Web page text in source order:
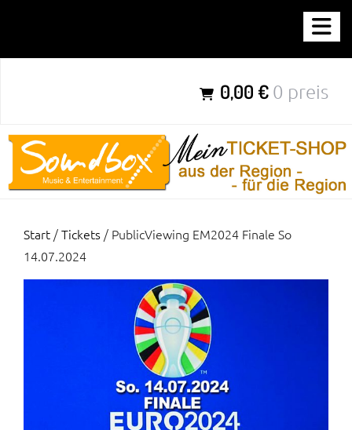
springen
Parties für Jung & Alt aus der Region – für die Region
0,00 € 0 preis
Start /Tickets / PublicViewing EM2024 Finale So
14.07.2024